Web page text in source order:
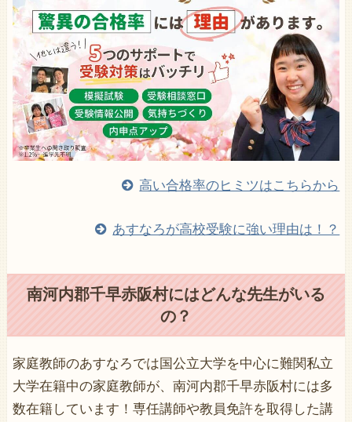
高い合格率のヒミツはこちらから
あすなろが高校受験に強い理由は！？
南河内郡千早赤阪村にはどんな先生がいる
の？
家庭教師のあすなろでは国公立大学を中心に難関私立
大学在籍中の家庭教師が、南河内郡千早赤阪村には多
数在籍しています！専任講師や教員免許を取得した講